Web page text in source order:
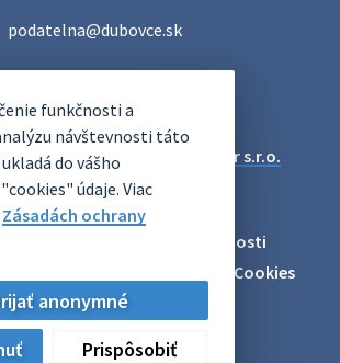
funkčnosti a
návštevnosti táto
do vášho
údaje. Viac
Zásadách ochrany
anonymné
Prispôsobiť
OFICIÁLNE STRÁNKY
Alphabet partner s.r.o.
obsahu:
aktualizácia:06.08.2026
Vyhlásenie o prístupnosti
Nastaviť Cookies
Archív
podatelna@dubovce.sk